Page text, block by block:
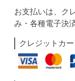
お支払いは、ク
み・各種電子決
クレジットカー